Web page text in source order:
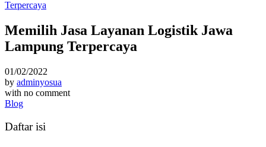
Memilih Jasa Layanan Logistik Jawa
Lampung Terpercaya
01/02/2022
by adminyosua
with no comment
Blog
Daftar isi